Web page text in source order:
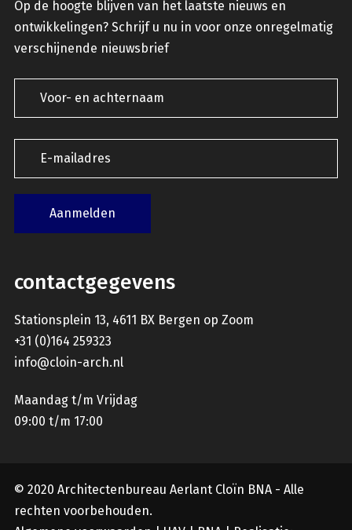
Op de hoogte blijven van het laatste nieuws en
ontwikkelingen? Schrijf u nu in voor onze onregelmatig
verschijnende nieuwsbrief
contactgegevens
Stationsplein 13, 4611 BX Bergen op Zoom
+31 (0)164 259323
info@cloin-arch.nl
Maandag t/m Vrijdag
09:00 t/m 17:00
© 2020 Architectenbureau Aerlant Cloïn BNA - Alle
rechten voorbehouden.